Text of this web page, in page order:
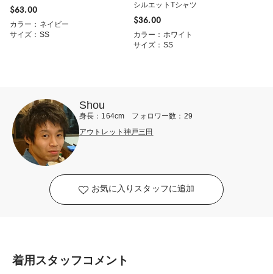
$‌63.00
カラー：ネイビー
サイズ：SS
シルエットTシャツ
$‌36.00
カラー：ホワイト
サイズ：SS
Shou
身長：164cm フォロワー数：29
アウトレット神戸三田
お気に入りスタッフに追加
着用スタッフコメント